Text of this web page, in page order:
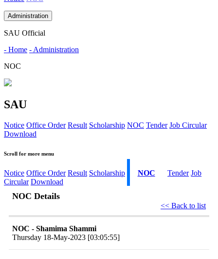
Administration
SAU Official
- Home - Administration
NOC
SAU
Notice Office Order Result Scholarship NOC Tender Job Circular
Download
Scroll for more menu
Notice Office Order Result Scholarship NOC Tender Job
Circular Download
NOC Details
<< Back to list
NOC - Shamima Shammi
Thursday 18-May-2023 [03:05:55]